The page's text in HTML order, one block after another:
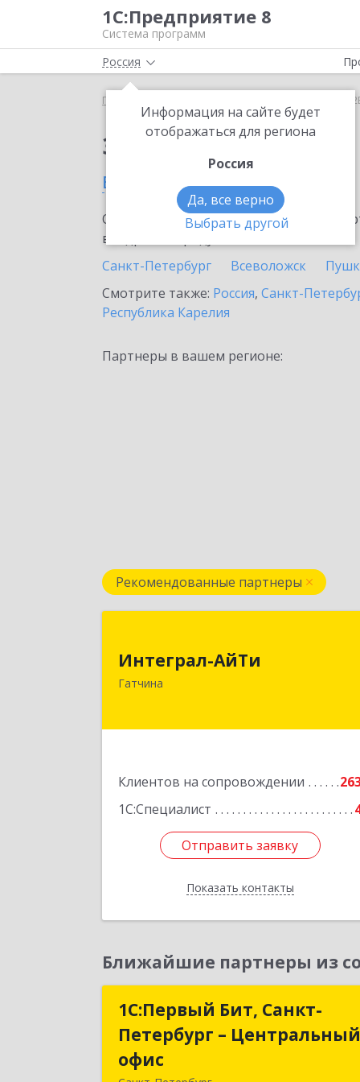
1С:Предприятие 8
Система программ
Россия
Информация на сайте будет
отображаться для региона
Россия
Да, все верно
Выбрать другой
Главная 1С:СБП
Заказать 1С:СБП B2B
в Гатчине
Ознакомьтесь с информационными
внедрение продукта.
Санкт-Петербург
Всеволожск
Смотрите также: Россия, Санкт-
Республика Карелия
Партнеры в вашем регионе:
Рекомендованные партнеры
Интеграл-АйТи
Гатчина
Клиентов на сопровождении
1С:Специалист
Отправить заявку
Показать контакты
Гатчинский р-н, Гатчина г, 25 Октября
Отправить заявку
Назад
Ближайшие партнеры из
1С:Первый Бит, Санкт-
Петербург – Центральный
офис
1С:Первый Бит, Санкт-
Петербург – Центральный